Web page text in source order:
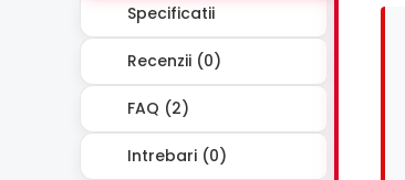
Specificatii
Recenzii (0)
FAQ (2)
Intrebari (0)